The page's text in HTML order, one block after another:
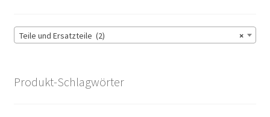
×
Teile und Ersatzteile (2)
Produkt-Schlagwörter